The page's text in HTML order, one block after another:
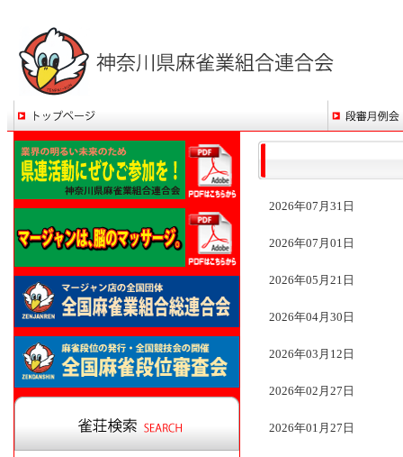
2026年07月31日
2026年07月01日
2026年05月21日
2026年04月30日
2026年03月12日
2026年02月27日
2026年01月27日